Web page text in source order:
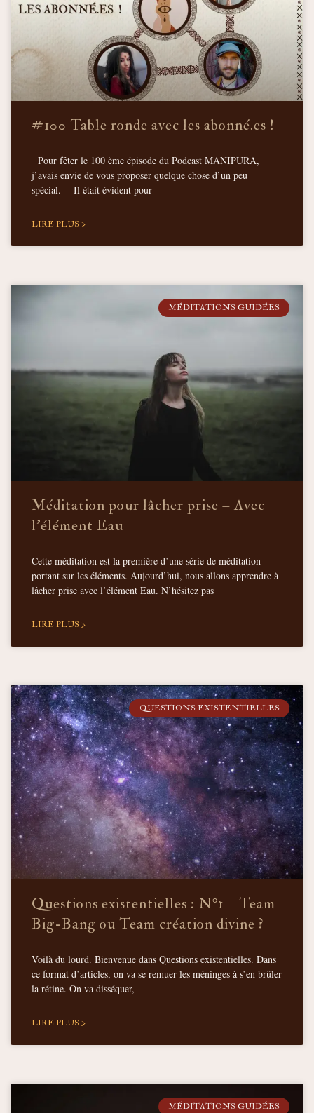
#100 Table ronde avec les abonné.es !
Pour fêter le 100 ème épisode du Podcast MANIPURA,
j’avais envie de vous proposer quelque chose d’un peu
spécial. Il était évident pour
LIRE PLUS >
MÉDITATIONS GUIDÉES
Méditation pour lâcher prise – Avec
l’élément Eau
Cette méditation est la première d’une série de méditation
portant sur les éléments. Aujourd’hui, nous allons apprendre à
lâcher prise avec l’élément Eau. N’hésitez pas
LIRE PLUS >
QUESTIONS EXISTENTIELLES
Questions existentielles : N°1 – Team
Big-Bang ou Team création divine ?
Voilà du lourd. Bienvenue dans Questions existentielles. Dans
ce format d’articles, on va se remuer les méninges à s’en brûler
la rétine. On va disséquer,
LIRE PLUS >
MÉDITATIONS GUIDÉES